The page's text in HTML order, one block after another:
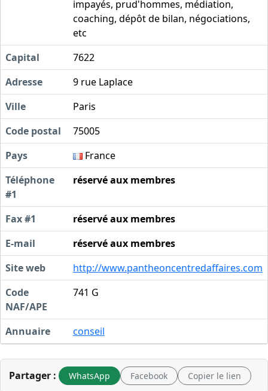
impayés, prud'hommes, médiation,
coaching, dépôt de bilan, négociations,
etc
Capital
7622
Adresse
9 rue Laplace
Ville
Paris
Code postal
75005
Pays
France
Téléphone
#1
réservé aux membres
Fax #1
réservé aux membres
E-mail
réservé aux membres
Site web
http://www.pantheoncentredaffaires.com
Code
NAF/APE
741 G
Annuaire conseil
Partager : WhatsApp Facebook Copier le lien